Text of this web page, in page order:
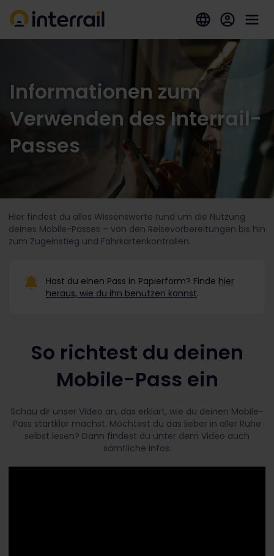
Informationen zum
Verwenden des Interrail-
Passes
Hier findest du alles Wissenswerte rund um die Nutzung
deines Mobile-Passes – von den Reisevorbereitungen bis hin
zum Zugeinstieg und Fahrkartenkontrollen.
Hast du einen Pass in Papierform? Finde hier
heraus, wie du ihn benutzen kannst.
So richtest du deinen
Mobile-Pass ein
Schau dir unser Video an, das erklärt, wie du deinen Mobile-
Pass startklar machst. Möchtest du das lieber in aller Ruhe
selbst lesen? Dann findest du unter dem Video auch
sämtliche Infos.